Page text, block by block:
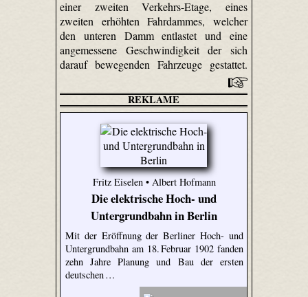
einer zweiten Verkehrs-Etage, eines
zweiten erhöhten Fahrdammes, welcher
den unteren Damm entlastet und eine
angemessene Geschwindigkeit der sich
darauf bewegenden Fahrzeuge gestattet.
REKLAME
Fritz Eiselen • Albert Hofmann
Die elektrische Hoch- und
Untergrundbahn in Berlin
Mit der Eröffnung der Berliner Hoch- und
Untergrundbahn am 18. Februar 1902 fanden
zehn Jahre Planung und Bau der ersten
deutschen …